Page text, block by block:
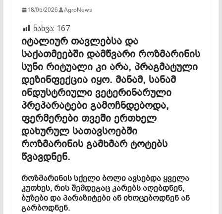
18/05/2026 AgroNews
ნახვა: 167
იტალიურ თავლებსა და
საქათმეებში დამწვარი როზმარინის
სუნი რიტუალი კი არა, პრაგმატული
დეზინფექცია იყო. მანამ, სანამ
ინდუსტრიული ვეტერინარული
პრეპარატები გამოჩნდებოდა,
ფერმერები თვეში ერთხელ
დახურულ სათავსოებში
როზმარინის გამხმარ ტოტებს
წვავდნენ.
როზმარინის სქელი ბოლი ავსებდა ყველა
კუთხეს, რის შემდეგაც კარებს აღებდნენ,
ბუზები და პარაზიტები ან იხოცებოდნენ ან
გარბოდნენ.